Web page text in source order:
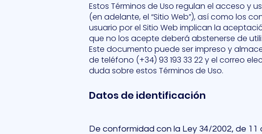
Estos Términos de Uso regulan el acceso y
(en adelante, el “Sitio Web”), así como los
usuario por el Sitio Web implican la
que no los acepte deberá abstenerse de
Este documento puede ser impreso y
de teléfono (+34) 93 193 33 22 y el correo
duda sobre estos Términos de Uso.
Datos de identificación
De conformidad con la Ley 34/2002, de